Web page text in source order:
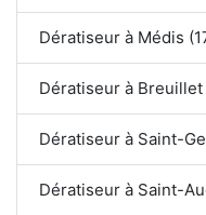
Dératiseur à Médis
Dératiseur à Breuillet
Dératiseur à Saint-
Dératiseur à Saint-